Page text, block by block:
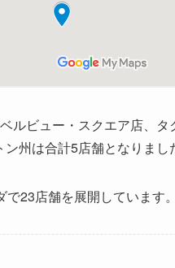
ルビュー・スクエア店、
州は合計5店舗となりまし
23店舗を展開しています。